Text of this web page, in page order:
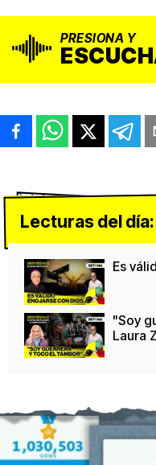
PRESIONA Y
Lecturas del día:
Es
"Soy
Laura